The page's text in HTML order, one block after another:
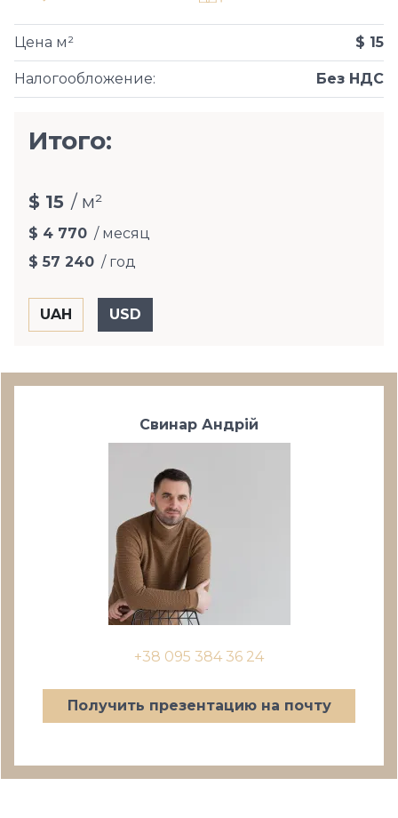
Налогообложение: Без НДС
Цена м² $ 15
Итого:
$ 15 / м²
$ 4 770 / месяц
$ 57 240 / год
Свинар Андрій
+38 095 384 36 24
Получить презентацию на почту